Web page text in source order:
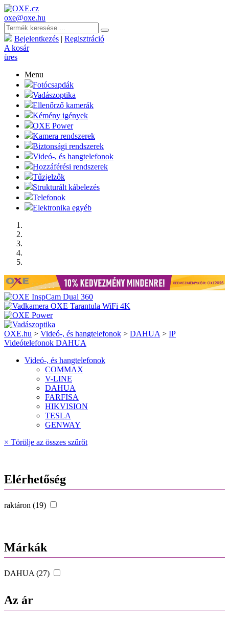
oxe@oxe.hu
Bejelentkezés | Regisztráció
A kosár
üres
Menu
Fotócsapdák
Vadászoptika
Ellenőrző kamerák
Kémény igények
OXE Power
Kamera rendszerek
Biztonsági rendszerek
Videó-, és hangtelefonok
Hozzáférési rendszerek
Tűzjelzők
Strukturált kábelezés
Telefonok
Elektronika egyéb
OXE.hu > Videó-, és hangtelefonok > DAHUA > IP
Videótelefonok DAHUA
Videó-, és hangtelefonok
COMMAX
V-LINE
DAHUA
FARFISA
HIKVISION
TESLA
GENWAY
× Törölje az összes szűrőt
Elérhetőség
raktáron (19)
Márkák
DAHUA (27)
Az ár